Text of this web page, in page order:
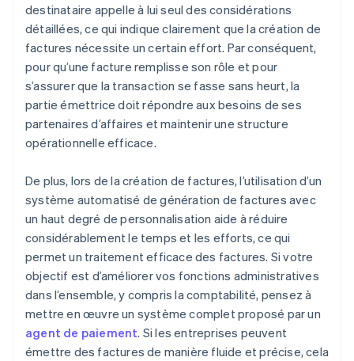
destinataire appelle à lui seul des considérations
détaillées, ce qui indique clairement que la création de
factures nécessite un certain effort. Par conséquent,
pour qu’une facture remplisse son rôle et pour
s’assurer que la transaction se fasse sans heurt, la
partie émettrice doit répondre aux besoins de ses
partenaires d’affaires et maintenir une structure
opérationnelle efficace.
De plus, lors de la création de factures, l’utilisation d’un
système automatisé de génération de factures avec
un haut degré de personnalisation aide à réduire
considérablement le temps et les efforts, ce qui
permet un traitement efficace des factures. Si votre
objectif est d’améliorer vos fonctions administratives
dans l’ensemble, y compris la comptabilité, pensez à
mettre en œuvre un système complet proposé par un
agent de paiement. Si les entreprises peuvent
émettre des factures de manière fluide et précise, cela